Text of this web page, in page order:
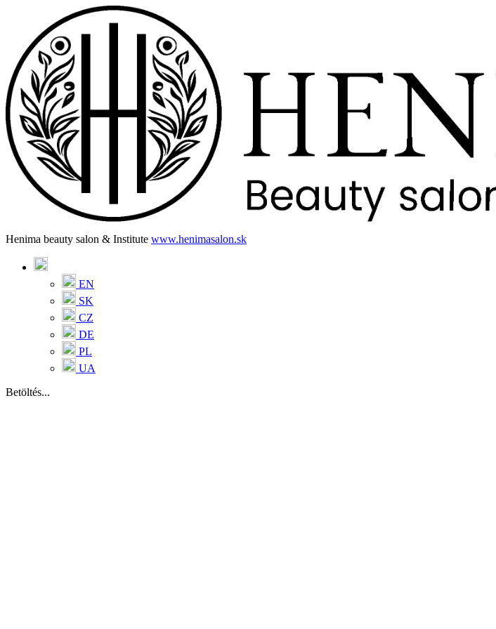
Henima beauty salon & Institute www.henimasalon.sk
EN
SK
CZ
DE
PL
UA
Betöltés...